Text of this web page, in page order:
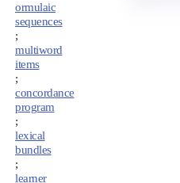
ormulaic
sequences
;
multiword
items
;
concordance
program
;
lexical
bundles
;
learner